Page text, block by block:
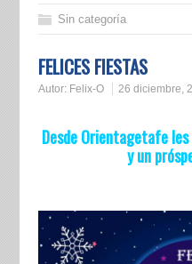
Sin categoría
FELICES FIESTAS
Autor: Felix-O 26 diciembre,
Desde Orientagetafe les
y un